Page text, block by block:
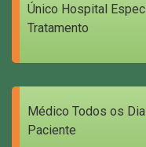
Único Hospital
Tratamento
Médico Todos os
Paciente